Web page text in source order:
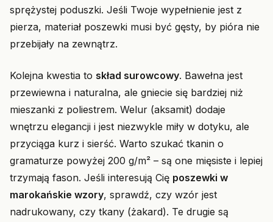
sprężystej poduszki. Jeśli Twoje wypełnienie jest z
pierza, materiał poszewki musi być gęsty, by pióra nie
przebijały na zewnątrz.
Kolejna kwestia to skład surowcowy. Bawełna jest
przewiewna i naturalna, ale gniecie się bardziej niż
mieszanki z poliestrem. Welur (aksamit) dodaje
wnętrzu elegancji i jest niezwykle miły w dotyku, ale
przyciąga kurz i sierść. Warto szukać tkanin o
gramaturze powyżej 200 g/m² – są one mięsiste i lepiej
trzymają fason. Jeśli interesują Cię poszewki w
marokańskie wzory, sprawdź, czy wzór jest
nadrukowany, czy tkany (żakard). Te drugie są